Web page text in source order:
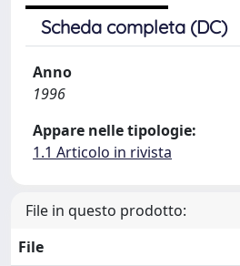
Scheda completa (DC)
Anno
1996
Appare nelle tipologie:
1.1 Articolo in rivista
File in questo prodotto:
File